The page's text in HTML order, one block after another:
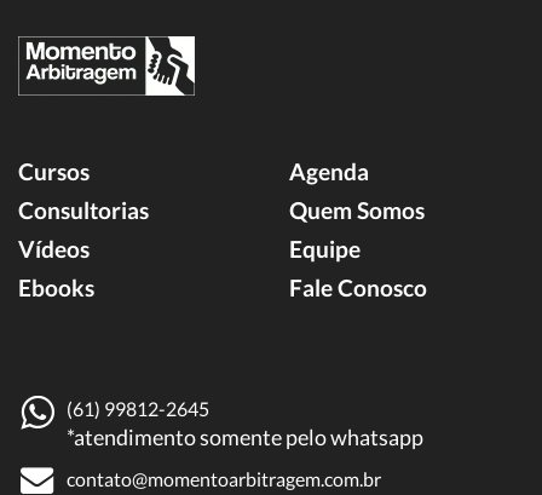
Cursos
Consultorias
Vídeos
Ebooks
Agenda
Quem Somos
Equipe
Fale Conosco
(61) 99812-2645
*atendimento somente pelo whatsapp
contato@momentoarbitragem.com.br